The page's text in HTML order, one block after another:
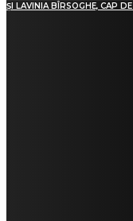
ȘI LAVINIA BÎRSOGHE, CAP